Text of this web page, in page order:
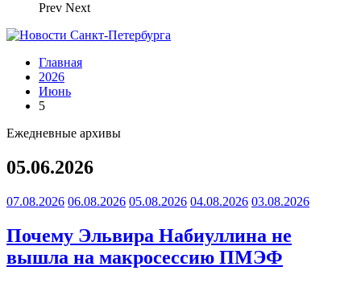
Prev Next
Главная
2026
Июнь
5
Ежедневные архивы
05.06.2026
07.08.2026 06.08.2026 05.08.2026 04.08.2026 03.08.2026
Почему Эльвира Набиуллина не
вышла на макросессию ПМЭФ